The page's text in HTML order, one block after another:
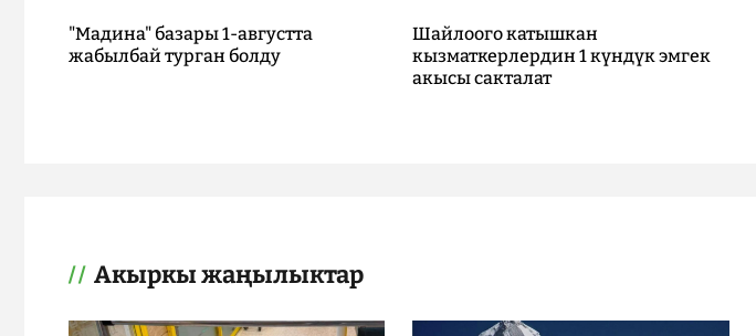
"Мадина" базары 1-августта
жабылбай турган болду
Шайлоого катышкан
кызматкерлердин 1 күндүк эмгек
акысы сакталат
Акыркы жаңылыктар